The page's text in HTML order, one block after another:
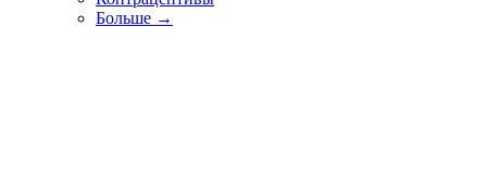
Больше →